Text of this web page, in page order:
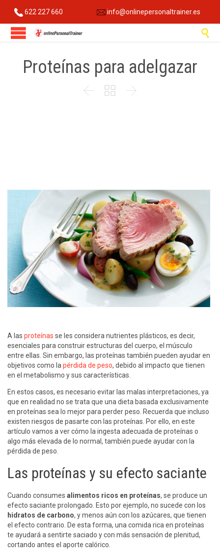
622 227 660 info@onlinepersonaltrainer.es

Proteínas para adelgazar
  
A las proteínas se les considera nutrientes plásticos, es decir,
esenciales para construir estructuras del cuerpo, el músculo
entre ellas. Sin embargo, las proteínas también pueden ayudar en
objetivos como la pérdida de peso, debido al impacto que tienen
en el metabolismo y sus características.
En estos casos, es necesario evitar las malas interpretaciones, ya
que en realidad no se trata que una dieta basada exclusivamente
en proteínas sea lo mejor para perder peso. Recuerda que incluso
existen riesgos de pasarte con las proteínas. Por ello, en este
artículo vamos a ver cómo la ingesta adecuada de proteínas o
algo más elevada de lo normal, también puede ayudar con la
pérdida de peso.
Las proteínas y su efecto saciante
Cuando consumes alimentos ricos en proteínas, se produce un
efecto saciante prolongado. Esto por ejemplo, no sucede con los
hidratos de carbono, y menos aún con los azúcares, que tienen
el efecto contrario. De esta forma, una comida rica en proteínas
te ayudará a sentirte saciado y con más sensación de plenitud,
cortando antes el aporte calórico.